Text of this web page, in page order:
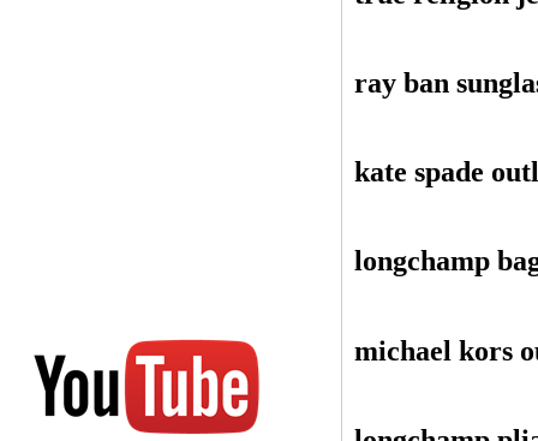
ray ban
kate spade
longchamp
michael kors